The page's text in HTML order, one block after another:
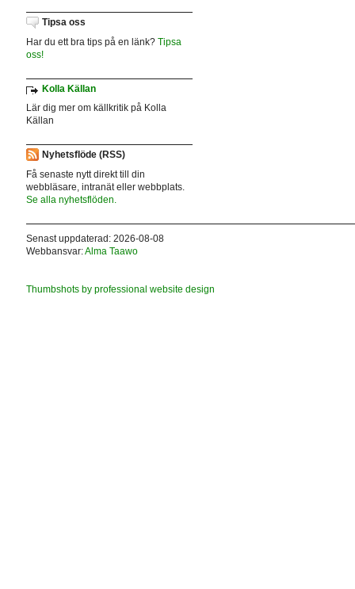
Tipsa oss
Har du ett bra tips på en länk? Tipsa
oss!
Kolla Källan
Lär dig mer om källkritik på Kolla
Källan
Nyhetsflöde (RSS)
Få senaste nytt direkt till din
webbläsare, intranät eller webbplats.
Se alla nyhetsflöden.
Senast uppdaterad: 2026-08-08
Webbansvar:Alma Taawo
Thumbshots by professional website design